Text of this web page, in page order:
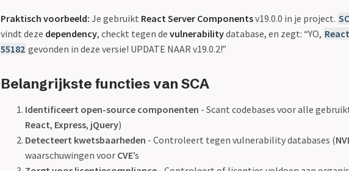
Praktisch voorbeeld: Je gebruikt React Server Componentsv19.0.0 in je project.
vindt deze dependency, checkt tegen de vulnerabilitydatabase, en zegt: “YO,
55182 gevonden in deze versie! UPDATE NAAR v19.0.2!”
Belangrijkste functies van SCA
Identificeert open-source componenten - Scant codebases voor alle
React, Express, jQuery)
Detecteert kwetsbaarheden - Controleert tegen vulnerability databases (
waarschuwingen voor CVE’s